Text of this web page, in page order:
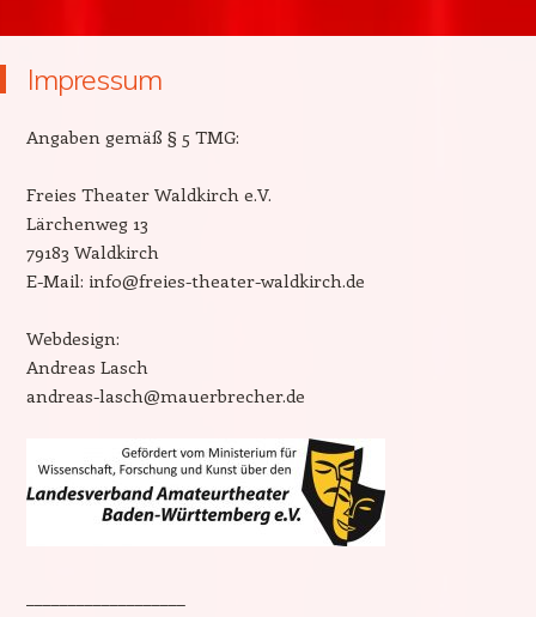
Impressum
Angaben gemäß § 5 TMG:
Freies Theater Waldkirch e.V.
Lärchenweg 13
79183 Waldkirch
E-Mail: info@freies-theater-waldkirch.de
Webdesign:
Andreas Lasch
andreas-lasch@mauerbrecher.de